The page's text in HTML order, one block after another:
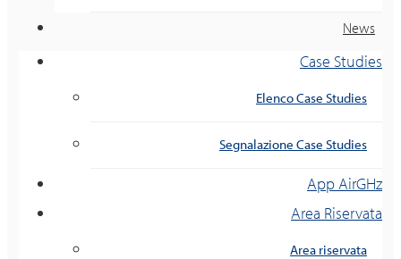
News
Case Studies
Elenco Case Studies
Segnalazione Case Studies
App AirGHz
Area Riservata
Area riservata